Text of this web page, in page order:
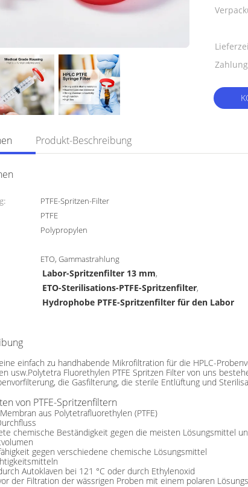
Produkt-Beschreibung
PTFE-Spritzen-Filter
PTFE
Polypropylen
ETO, Gammastrahlung
Labor-Spritzenfilter 13 mm,
ETO-Sterilisations-PTFE-Spritzenfilter,
Hydrophobe PTFE-Spritzenfilter für den Labor
einfach zu handhabende Mikrofiltration für die HPLC-
usw.Polytetra Fluorethylen PTFE Spritzen Filter von uns
die Gasfilterung, die sterile Entlüftung und
von PTFE-Spritzenfiltern
aus Polytetrafluorethylen (PTFE)
chemische Beständigkeit gegen die meisten Lösungsmittel
gegen verschiedene chemische Lösungsmittel
Autoklaven bei 121 °C oder durch Ethylenoxid
der Filtration der wässrigen Proben mit einem polaren